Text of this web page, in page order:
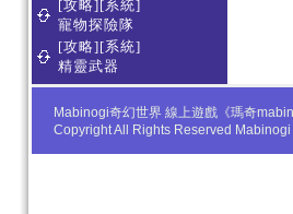
[攻略][系統]
寵物探險隊
[攻略][系統]
精靈武器
Mabinogi奇幻世界 線上遊戲《瑪奇
Copyright All Rights Reserved